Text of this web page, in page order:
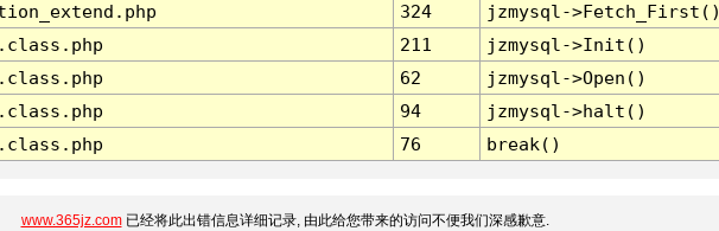
324
jzmysql-
211
jzmysql->Init()
62
jzmysql->Open()
94
jzmysql->halt()
76 break()
www.365jz.com已经将此出错信息详细记录, 由此给您带来的访问不便我们深感歉意.